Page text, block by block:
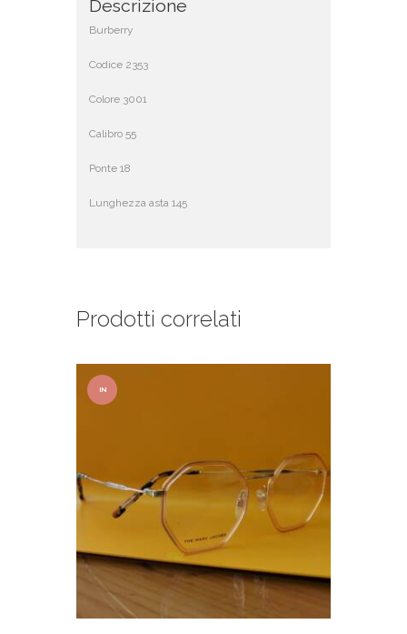
Descrizione
Burberry
Codice 2353
Colore 3001
Calibro 55
Ponte 18
Lunghezza asta 145
Prodotti correlati
IN